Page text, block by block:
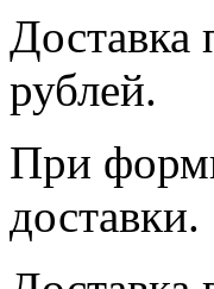
рублей.
При
доставки.